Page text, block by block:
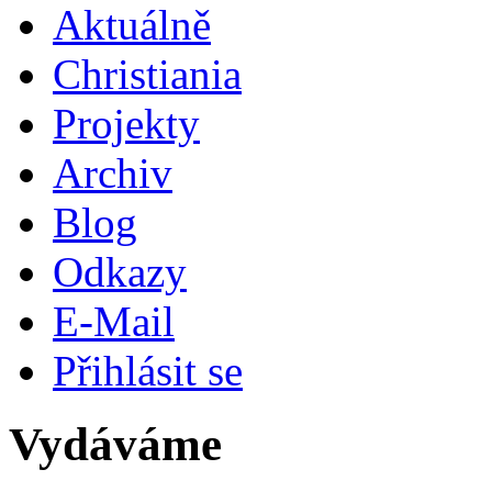
Aktuálně
Christiania
Projekty
Archiv
Blog
Odkazy
E-Mail
Přihlásit se
Vydáváme